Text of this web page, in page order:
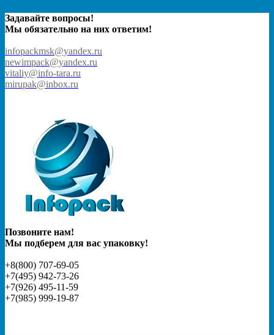
Задавайте вопросы!
Мы обязательно на них ответим!
infopackmsk@yandex.ru
newimpack@yandex.ru
vitaliy@info-tara.ru
mirupak@inbox.ru
Позвоните нам!
Мы подберем для вас упаковку!
+8(800) 707-69-05
+7(495) 942-73-26
+7(926) 495-11-59
+7(985) 999-19-87